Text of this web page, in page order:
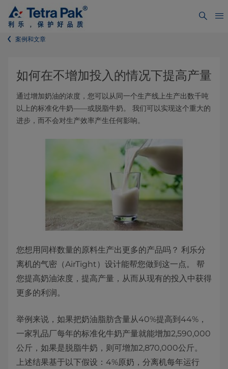
案例和文章
如何在不增加投入的情况下提高产量
通过增加奶油的浓度，您可以从同一个生产线上生产出数千吨
以上的标准化牛奶——或脱脂牛奶。 我们可以实现这个重大的
进步，而不会对生产效率产生任何影响。
您想用同样数量的原料生产出更多的产品吗？ 利乐分
离机的气密（AirTight）设计能帮您做到这一点。 帮
您提高奶油浓度，提高产量，从而从现有的投入中获得
更多的利润。
举例来说，如果把奶油脂肪含量从40%提高到44%，
一家乳品厂每年的标准化牛奶产量就能增加2,590,000
公斤，如果是脱脂牛奶，则可增加2,870,000公斤。
上述结果基于以下假设：4%原奶，分离机每年运行